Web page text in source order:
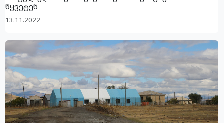
წყვეტენ
13.11.2022